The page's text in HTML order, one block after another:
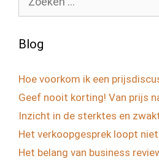
naar:
Blog
Hoe voorkom ik een
Geef nooit korting! Van prijs
Inzicht in de sterktes en
Het verkoopgesprek loopt
Het belang van business